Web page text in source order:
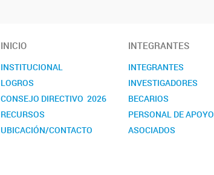
INICIO
INSTITUCIONAL
LOGROS
CONSEJO DIRECTIVO 2026
RECURSOS
UBICACIÓN/CONTACTO
INTEGRANTES
INTEGRANTES
INVESTIGADORES
BECARIOS
PERSONAL DE APOYO
ASOCIADOS